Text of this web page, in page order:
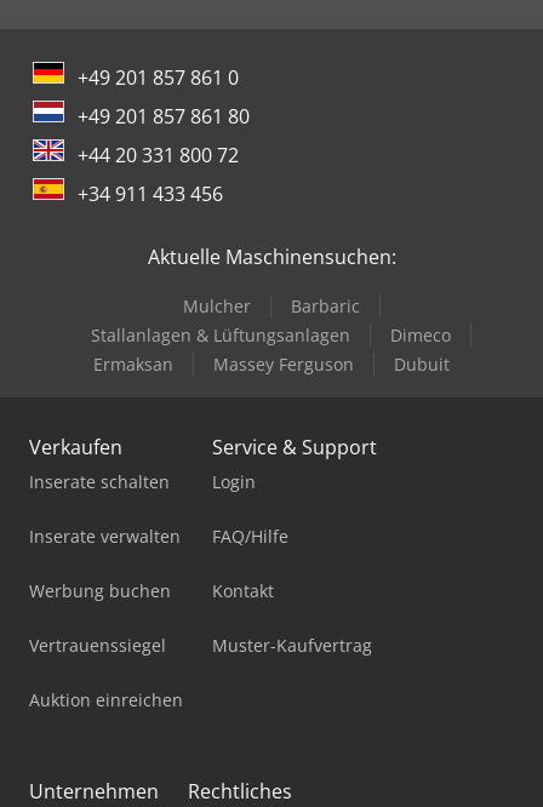
+49 201 857 861 0
+49 201 857 861 80
+44 20 331 800 72
+34 911 433 456
Aktuelle Maschinensuchen:
Mulcher
Barbaric
Stallanlagen & Lüftungsanlagen
Dimeco
Ermaksan
Massey Ferguson Dubuit
Verkaufen
Inserate schalten
Inserate verwalten
Werbung buchen
Vertrauenssiegel
Auktion einreichen
Service & Support
Login
FAQ/Hilfe
Kontakt
Muster-Kaufvertrag
Unternehmen Rechtliches